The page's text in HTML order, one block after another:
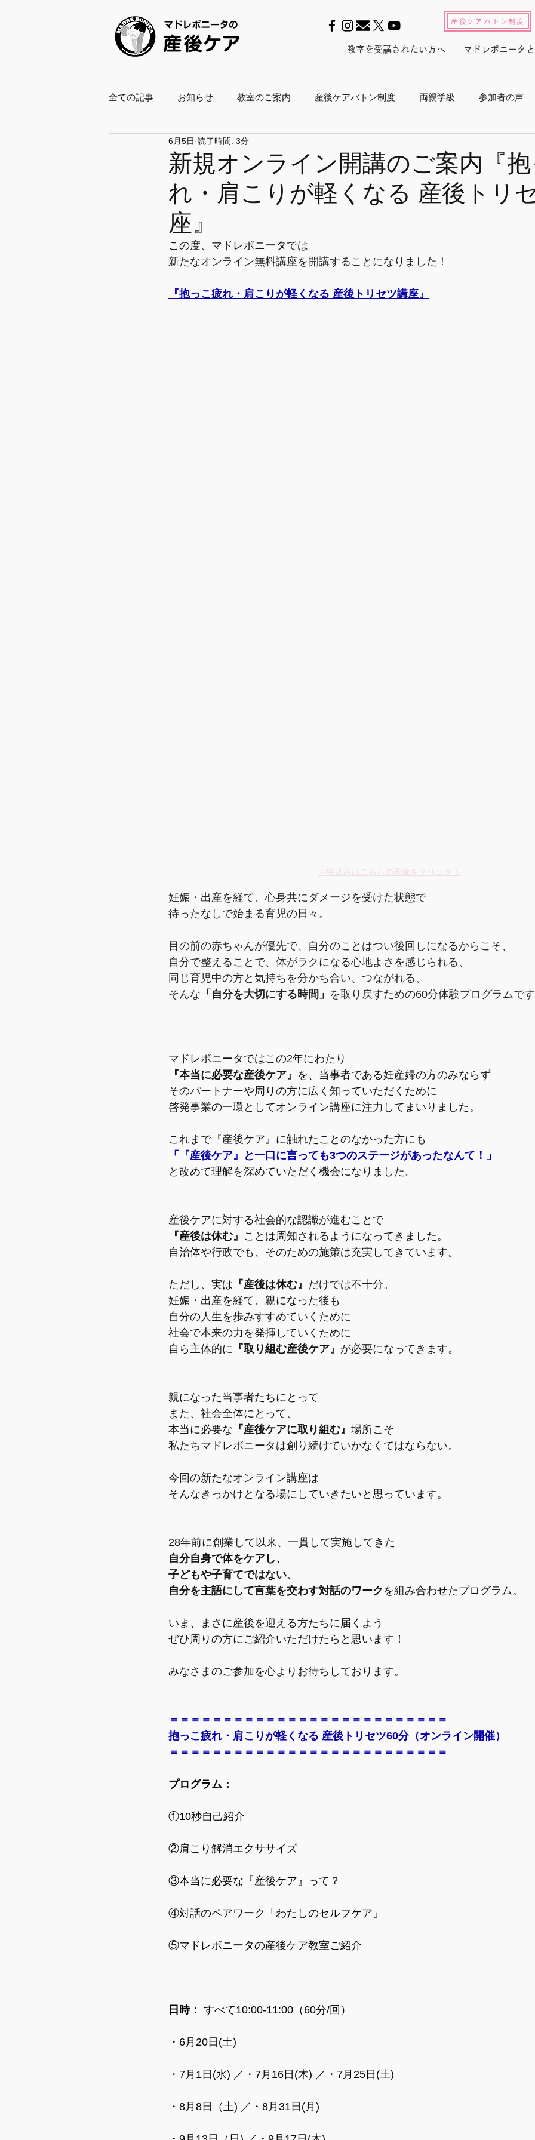
教室を受講されたい方へ マドレボニータ
産後ケアバトン制度
全ての記事 お知らせ 教室のご案内 産後ケアバトン制度 両親学級 参加者の声
養成スクール2021 養成スクール2022
ボールエクササイズ指導士 産後白書 会員活動 マドレジャーナル メルマガ
企業・自治体協働 復職支援プログラム
【情報】産後の生活の準備 啓発講座 【情報】赤ちゃんの状態
新規オンライン開講のご案内『
れ・肩こりが軽くなる 産後トリ
座』
6月5日 読了時間: 3分
この度、マドレボニータでは
新たなオンライン無料講座を開講することになりました！
『抱っこ疲れ・肩こりが軽くなる 産後トリセツ講座』
お申込みはこちらの画像をクリック！
妊娠・出産を経て、心身共にダメージを受けた状態で
待ったなしで始まる育児の日々。
目の前の赤ちゃんが優先で、自分のことはつい後回しになるからこそ、
自分で整えることで、体がラクになる心地よさを感じられる、
同じ育児中の方と気持ちを分かち合い、つながれる、
そんな 「自分を大切にする時間」 を取り戻すための60分体験プログラムで
マドレボニータではこの2年にわたり
『本当に必要な産後ケア』 を、当事者である妊産婦の方のみならず
そのパートナーや周りの方に広く知っていただくために
啓発事業の一環としてオンライン講座に注力してまいりました。
これまで『産後ケア』に触れたことのなかった方にも
「『産後ケア』と一口に言っても3つのステージがあったなんて！」
と改めて理解を深めていただく機会になりました。
産後ケアに対する社会的な認識が進むことで
『産後は休む』 ことは周知されるようになってきました。
自治体や行政でも、そのための施策は充実してきています。
ただし、実は 『産後は休む』 だけでは不十分。
妊娠・出産を経て、親になった後も
自分の人生を歩みすすめていくために
社会で本来の力を発揮していくために
自ら主体的に 『取り組む産後ケア』 が必要になってきます。
親になった当事者たちにとって
また、社会全体にとって、
本当に必要な 『産後ケアに取り組む』 場所こそ
私たちマドレボニータは創り続けていかなくてはならない。
今回の新たなオンライン講座は
そんなきっかけとなる場にしていきたいと思っています。
28年前に創業して以来、一貫して実施してきた
自分自身で体をケアし、
子どもや子育てではない、
自分を主語にして言葉を交わす対話のワーク を組み合わせたプログラム。
いま、まさに産後を迎える方たちに届くよう
ぜひ周りの方にご紹介いただけたらと思います！
みなさまのご参加を心よりお待ちしております。
＝＝＝＝＝＝＝＝＝＝＝＝＝＝＝＝＝＝＝＝＝＝＝＝＝＝
抱っこ疲れ・肩こりが軽くなる 産後トリセツ60分（オンライン開催）
＝＝＝＝＝＝＝＝＝＝＝＝＝＝＝＝＝＝＝＝＝＝＝＝＝＝
プログラム：
①10秒自己紹介
②肩こり解消エクササイズ
③本当に必要な『産後ケア』って？
④対話のペアワーク「わたしのセルフケア」
⑤マドレボニータの産後ケア教室ご紹介
日時： すべて10:00-11:00（60分/回）
・6月20日(土)
・7月1日(水) ／・7月16日(木) ／・7月25日(土)
・8月8日（土) ／・8月31日(月)